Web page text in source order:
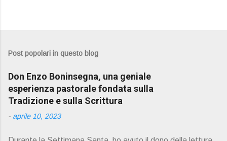
Post popolari in questo blog
Don Enzo Boninsegna, una geniale
esperienza pastorale fondata sulla
Tradizione e sulla Scrittura
- aprile 10, 2023